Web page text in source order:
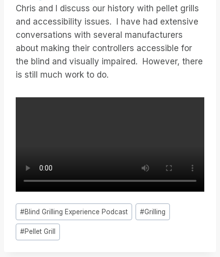
Chris and I discuss our history with pellet grills
and accessibility issues. I have had extensive
conversations with several manufacturers
about making their controllers accessible for
the blind and visually impaired. However, there
is still much work to do.
Tag
articolo:
#Blind Grilling Experience Podcast #Grilling
#Pellet Grill